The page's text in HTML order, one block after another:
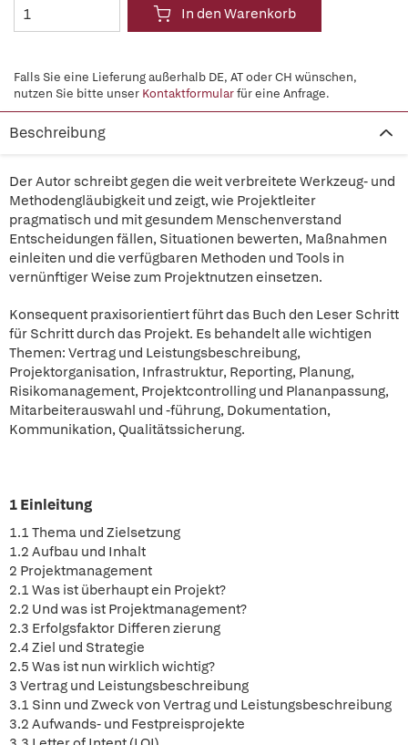
In den Warenkorb
Falls Sie eine Lieferung außerhalb DE, AT oder CH wünschen,
nutzen Sie bitte unser Kontaktformularfür eine Anfrage.
Beschreibung
Der Autor schreibt gegen die weit verbreitete Werkzeug- und
Methodengläubigkeit und zeigt, wie Projektleiter
pragmatisch und mit gesundem Menschenverstand
Entscheidungen fällen, Situationen bewerten, Maßnahmen
einleiten und die verfügbaren Methoden und Tools in
vernünftiger Weise zum Projektnutzen einsetzen.
Konsequent praxisorientiert führt das Buch den Leser Schritt
für Schritt durch das Projekt. Es behandelt alle wichtigen
Themen: Vertrag und Leistungsbeschreibung,
Projektorganisation, Infrastruktur, Reporting, Planung,
Risikomanagement, Projektcontrolling und Plananpassung,
Mitarbeiterauswahl und -führung, Dokumentation,
Kommunikation, Qualitätssicherung.
1 Einleitung
1.1 Thema und Zielsetzung
1.2 Aufbau und Inhalt
2 Projektmanagement
2.1 Was ist überhaupt ein Projekt?
2.2 Und was ist Projektmanagement?
2.3 Erfolgsfaktor Differen zierung
2.4 Ziel und Strategie
2.5 Was ist nun wirklich wichtig?
3 Vertrag und Leistungsbeschreibung
3.1 Sinn und Zweck von Vertrag und Leistungsbeschreibung
3.2 Aufwands- und Festpreisprojekte